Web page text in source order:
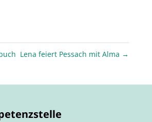
Lena feiert Pessach mit Alma →